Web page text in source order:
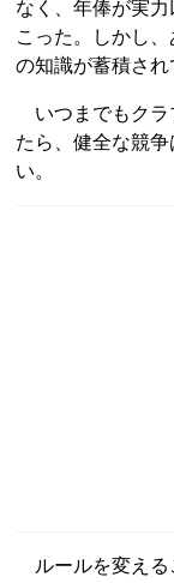
なく、年俸が実
こった。しかし
の知識が蓄積され
いつまでもクラ
たら、健全な競
い。
ルールを変える